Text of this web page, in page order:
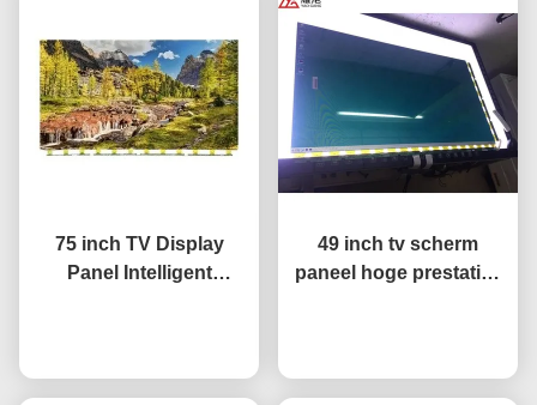
75 inch TV Display
Panel Intelligent
49 inch tv scherm
paneel hoge prestaties